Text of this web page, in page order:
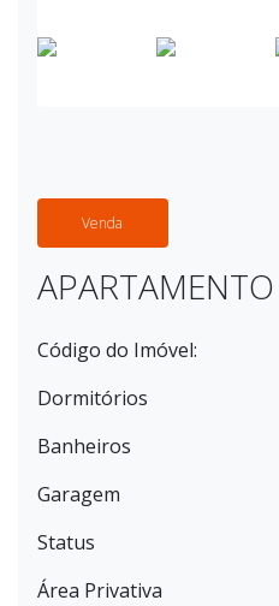
Venda
APARTAMENTO
Código do Imóvel:
Dormitórios
Banheiros
Garagem
Status
Área Privativa